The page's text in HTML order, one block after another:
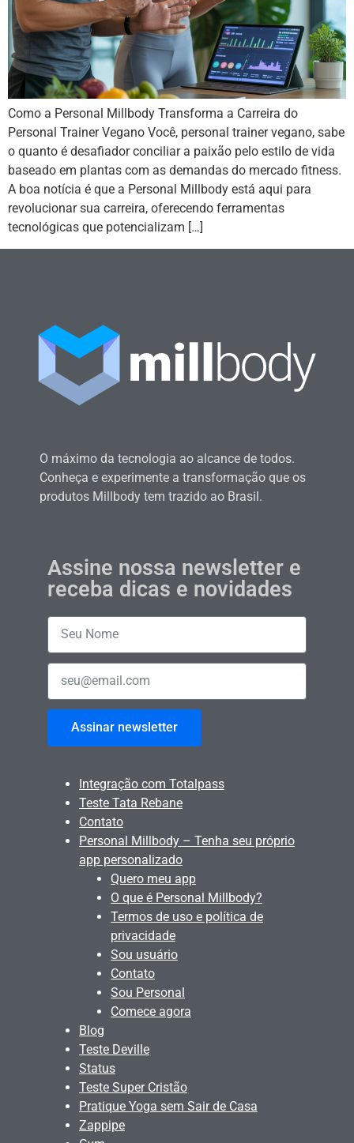
Como a Personal Millbody Transforma a Carreira do
Personal Trainer Vegano Você, personal trainer vegano, sabe
o quanto é desafiador conciliar a paixão pelo estilo de vida
baseado em plantas com as demandas do mercado fitness.
A boa notícia é que a Personal Millbody está aqui para
revolucionar sua carreira, oferecendo ferramentas
tecnológicas que potencializam […]
O máximo da tecnologia ao alcance de todos.
Conheça e experimente a transformação que os
produtos Millbody tem trazido ao Brasil.
Assine nossa newsletter e
receba dicas e novidades
Assinar newsletter
Integração com Totalpass
Teste Tata Rebane
Contato
Personal Millbody – Tenha seu próprio
app personalizado
Quero meu app
O que é Personal Millbody?
Termos de uso e política de
privacidade
Sou usuário
Contato
Sou Personal
Comece agora
Blog
Teste Deville
Status
Teste Super Cristão
Pratique Yoga sem Sair de Casa
Zappipe